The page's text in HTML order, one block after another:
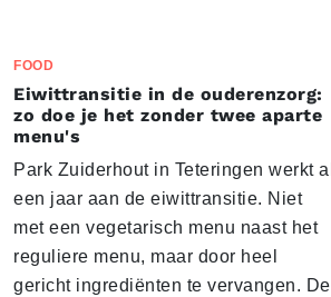
FOOD
Eiwittransitie in de ouderenzorg:
zo doe je het zonder twee aparte
menu's
Park Zuiderhout in Teteringen werkt al
een jaar aan de eiwittransitie. Niet
met een vegetarisch menu naast het
reguliere menu, maar door heel
gericht ingrediënten te vervangen. De